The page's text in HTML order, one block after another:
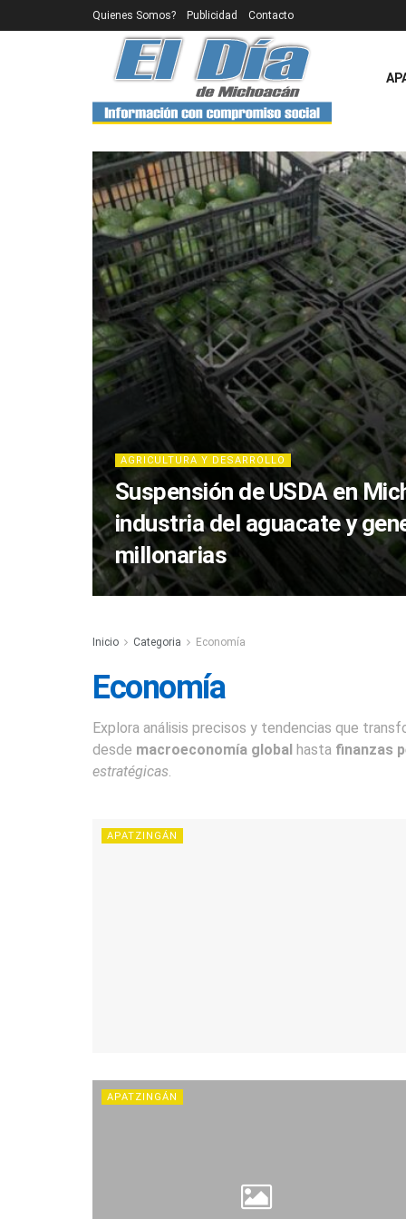
Quienes Somos? Publicidad Contacto
AGRICULTURA Y DESARROLLO
Suspensión de USDA en
industria del aguacate y
millonarias
Inicio Categoria Economía
Economía
Explora análisis precisos y tendencias que
desde macroeconomía global hasta finanzas
estratégicas.
APATZINGÁN
APATZINGÁN